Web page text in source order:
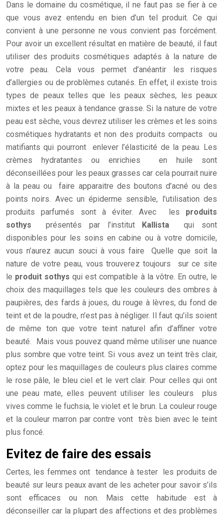
Dans le domaine du cosmétique, il ne faut pas se fier à ce
que vous avez entendu en bien d’un tel produit. Ce qui
convient à une personne ne vous convient pas forcément.
Pour avoir un excellent résultat en matière de beauté, il faut
utiliser des produits cosmétiques adaptés à la nature de
votre peau. Cela vous permet d’anéantir les risques
d’allergies ou de problèmes cutanés. En effet, il existe trois
types de peaux telles que les peaux sèches, les peaux
mixtes et les peaux à tendance grasse. Si la nature de votre
peau est sèche, vous devrez utiliser les crèmes et les soins
cosmétiques hydratants et non des produits compacts ou
matifiants qui pourront enlever l’élasticité de la peau. Les
crèmes hydratantes ou enrichies en huile sont
déconseillées pour les peaux grasses car cela pourrait nuire
à la peau ou faire apparaitre des boutons d’acné ou des
points noirs. Avec un épiderme sensible, l’utilisation des
produits parfumés sont à éviter. Avec les produits
sothys présentés par l’institut Kallista
qui sont
disponibles pour les soins en cabine ou à votre domicile,
vous n’aurez aucun souci à vous faire Quelle que soit la
nature de votre peau, vous trouverez toujours sur ce site
le produit sothys qui est compatible à la vôtre. En outre, le
choix des maquillages tels que les couleurs des ombres à
paupières, des fards à joues, du rouge à lèvres, du fond de
teint et de la poudre, n’est pas à négliger. Il faut qu’ils soient
de même ton que votre teint naturel afin d’affiner votre
beauté. Mais vous pouvez quand même utiliser une nuance
plus sombre que votre teint. Si vous avez un teint très clair,
optez pour les maquillages de couleurs plus claires comme
le rose pâle, le bleu ciel et le vert clair. Pour celles qui ont
une peau mate, elles peuvent utiliser les couleurs plus
vives comme le fuchsia, le violet et le brun. La couleur rouge
et la couleur marron par contre vont très bien avec le teint
plus foncé.
Evitez de faire des essais
Certes, les femmes ont tendance à tester les produits de
beauté sur leurs peaux avant de les acheter pour savoir s’ils
sont efficaces ou non. Mais cette habitude est à
déconseiller car la plupart des affections et des problèmes